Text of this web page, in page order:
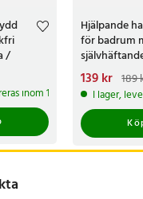
/
inom 1-2 vardagar
Hjälpande
för badrum
sugproppar
Nuvarande
139 kr
189 kr
139 kr 189
I lager,